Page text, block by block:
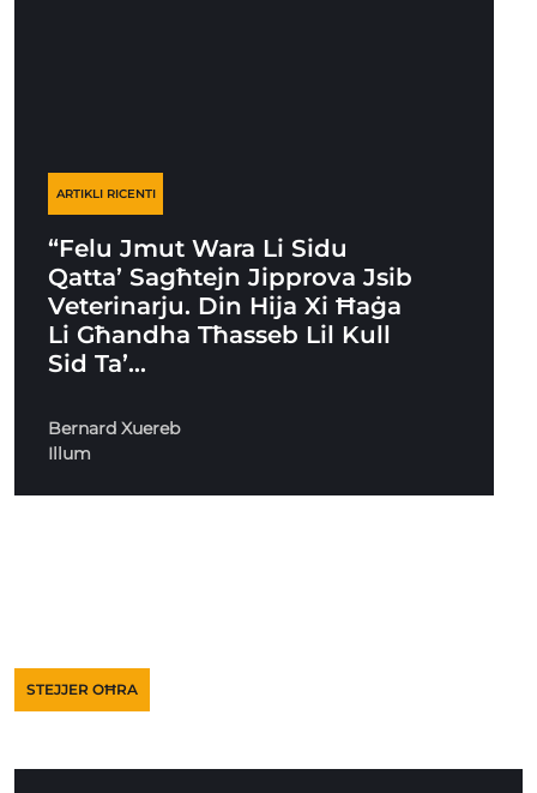
ARTIKLI RICENTI
“Felu Jmut Wara Li Sidu
Qatta’ Sagħtejn Jipprova Jsib
Veterinarju. Din Hija Xi Ħaġa
Li Għandha Tħasseb Lil Kull
Sid Ta’…
Bernard Xuereb
Illum
STEJJER OĦRA